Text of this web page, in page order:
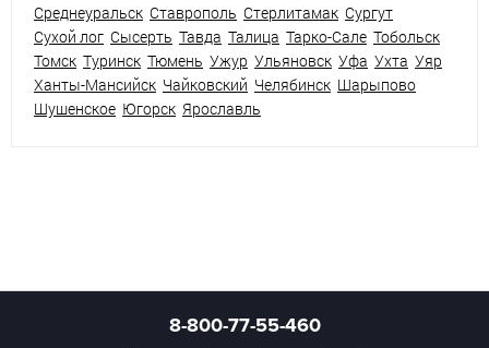
Среднеуральск Ставрополь Стерлитамак Сургут
Сухой лог Сысерть Тавда Талица Тарко-Сале Тобольск
Томск Туринск Тюмень Ужур Ульяновск Уфа Ухта Уяр
Ханты-Мансийск Чайковский Челябинск Шарыпово
Шушенское Югорск Ярославль
8-800-77-55-460